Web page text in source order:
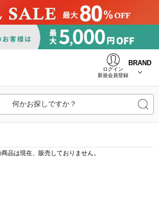
ログイン
新規会員登録
BRAND
何かお探しですか？
商品は現在、販売しておりません。